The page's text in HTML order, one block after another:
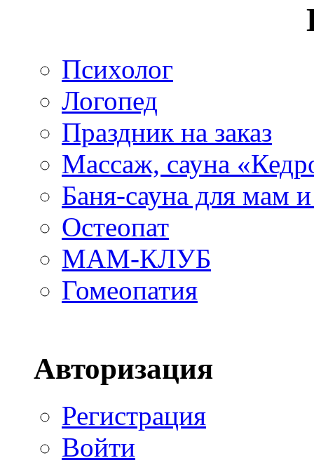
Психолог
Логопед
Праздник на заказ
Массаж, сауна
Баня-сауна для мам
Остеопат
МАМ-КЛУБ
Гомеопатия
Авторизация
Регистрация
Войти